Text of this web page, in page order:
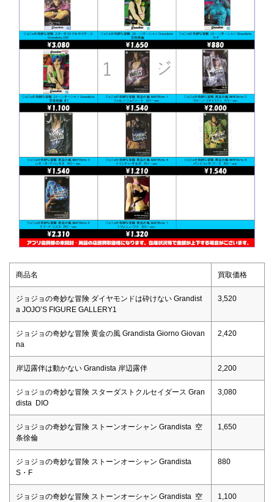
商品名 買取価格
ジョジョの奇妙な冒険 ダイヤモンドは砕けない Grandist
a JOJO’S FIGURE GALLERY1
3,520
ジョジョの奇妙な冒険 黄金の風 Grandista Giorno Giovan
na
2,420
岸辺露伴は動かない Grandista 岸辺露伴 2,200
ジョジョの奇妙な冒険 スターダストクルセイダース Gran
dista DIO
3,080
ジョジョの奇妙な冒険 ストーンオーシャン Grandista 空
条徐倫
1,650
ジョジョの奇妙な冒険 ストーンオーシャン Grandista
S・F
880
ジョジョの奇妙な冒険 ストーンオーシャン Grandista 空
1,100